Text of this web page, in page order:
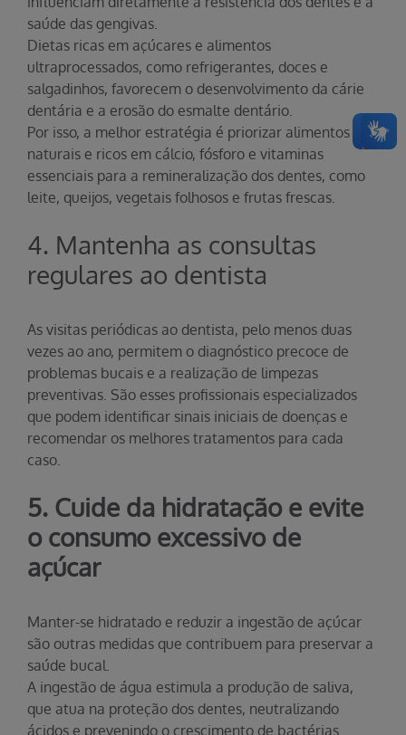
saúde das gengivas.
Dietas ricas em açúcares e alimentos
ultraprocessados, como refrigerantes, doces e
salgadinhos, favorecem o desenvolvimento da cárie
dentária e a erosão do esmalte dentário.
Por isso, a melhor estratégia é priorizar alimentos
naturais e ricos em cálcio, fósforo e vitaminas
essenciais para a remineralização dos dentes, como
leite, queijos, vegetais folhosos e frutas frescas.
4. Mantenha as consultas
regulares ao dentista
As visitas periódicas ao dentista, pelo menos duas
vezes ao ano, permitem o diagnóstico precoce de
problemas bucais e a realização de limpezas
preventivas. São esses profissionais especializados
que podem identificar sinais iniciais de doenças e
recomendar os melhores tratamentos para cada
caso.
5. Cuide da hidratação e evite
o consumo excessivo de
açúcar
Manter-se hidratado e reduzir a ingestão de açúcar
são outras medidas que contribuem para preservar a
saúde bucal.
A ingestão de água estimula a produção de saliva,
que atua na proteção dos dentes, neutralizando
ácidos e prevenindo o crescimento de bactérias